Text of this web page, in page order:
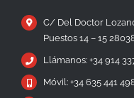
C/ Del Doctor
Puestos 14 – 15
Llámanos: +34 914
Móvil: +34 635 441